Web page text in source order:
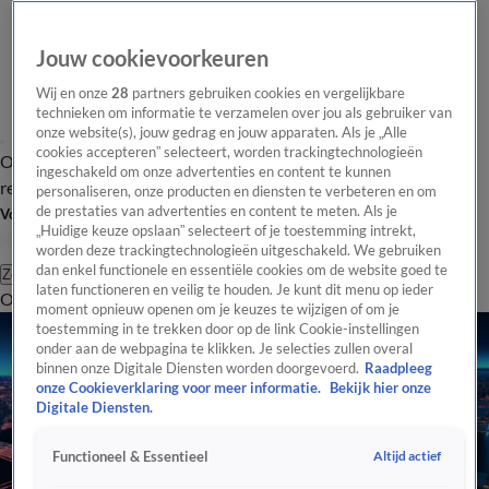
Overzicht Laatste nieuws Regionieuws Het beste van Hart
Tip de
redactie
Volg Hart van Nederland
Zoeken
OverzichtRegioUitzendingenWeerTip de redactiePanelVideo's
Jouw cookievoorkeuren
Wij en onze28 partners gebruiken cookies en vergelijkbare
technieken om informatie te verzamelen over jou als gebruiker van
onze website(s), jouw gedrag en jouw apparaten. Als je „Alle
cookies accepteren” selecteert, worden trackingtechnologieën
ingeschakeld om onze advertenties en content te kunnen
personaliseren, onze producten en diensten te verbeteren en om
de prestaties van advertenties en content te meten. Als je
„Huidige keuze opslaan” selecteert of je toestemming intrekt,
worden deze trackingtechnologieën uitgeschakeld. We gebruiken
dan enkel functionele en essentiële cookies om de website goed te
laten functioneren en veilig te houden. Je kunt dit menu op ieder
moment opnieuw openen om je keuzes te wijzigen of om je
toestemming in te trekken door op de link Cookie-instellingen
onder aan de webpagina te klikken. Je selecties zullen overal
binnen onze Digitale Diensten worden doorgevoerd. Raadpleeg
onze Cookieverklaring voor meer informatie.
Bekijk hier onze
Digitale Diensten.
Functioneel & Essentieel Altijd actief